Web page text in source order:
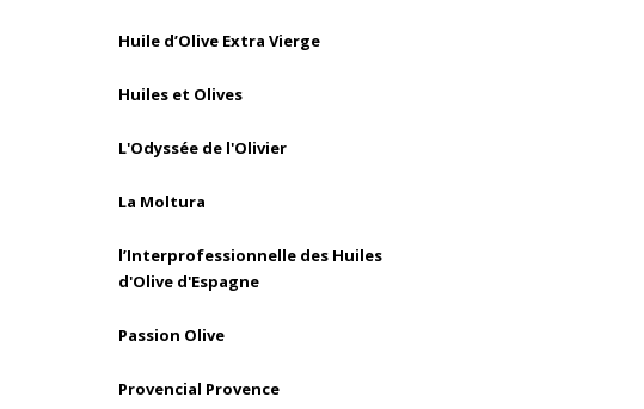
Huile d’Olive Extra Vierge
Huiles et Olives
L'Odyssée de l'Olivier
La Moltura
l’Interprofessionnelle des Huiles
d'Olive d'Espagne
Passion Olive
Provencial Provence